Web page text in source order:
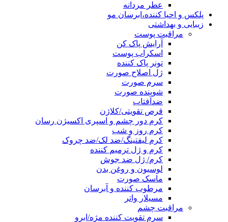
عطر مردانه
پلکس و احیا کننده،ابرسان مو
زیبایی و بهداشتی
مراقبت پوست
آرایش پاک کن
اسکراب پوست
تونر پاک کننده
ژل اصلاح صورت
سرم صورت
شوینده صورت
ضدآفتاب
قرص تقویتی/کلاژن
کرم دور چشم و اسپری اکسیژن رسان
کرم روز و شب
کرم لیفتینگ/ضد لک/ضد چروک
کرم و ژل ترمیم کننده
کرم/ ژل ضد جوش
لوسیون و روغن بدن
ماسک صورت
مرطوب کننده و آبرسان
مسیلار واتر
مراقبت چشم
سرم تقویت کننده مژه/ابرو